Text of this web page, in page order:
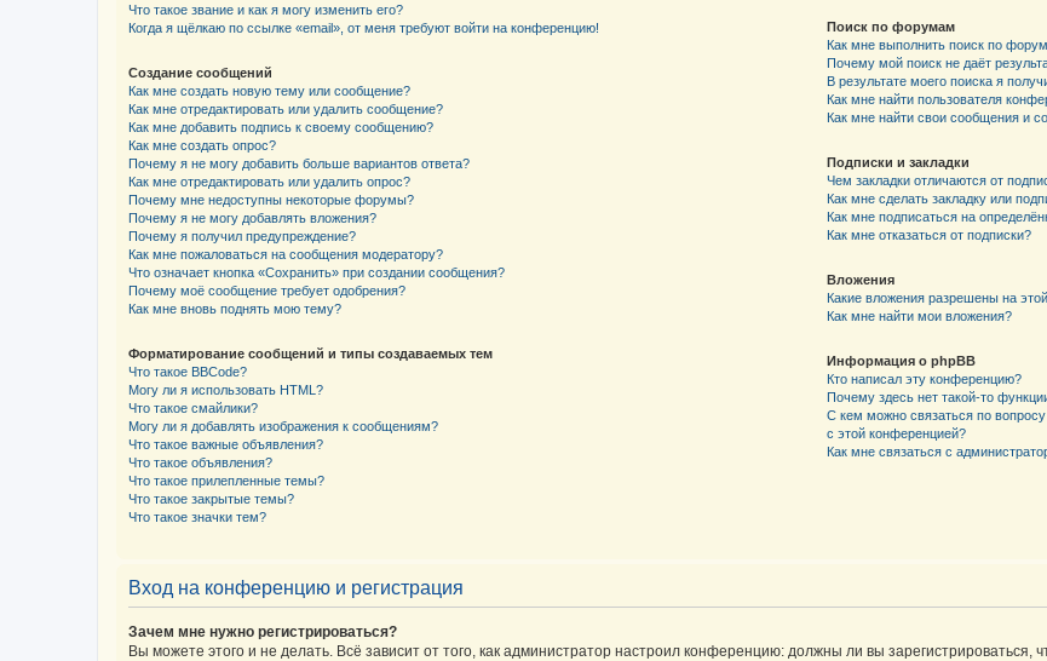
Что такое звание и как я могу изменить его?
Когда я щёлкаю по ссылке «email», от меня требуют войти на конференцию!
Создание сообщений
Как мне создать новую тему или сообщение?
Как мне отредактировать или удалить сообщение?
Как мне добавить подпись к своему сообщению?
Как мне создать опрос?
Почему я не могу добавить больше вариантов ответа?
Как мне отредактировать или удалить опрос?
Почему мне недоступны некоторые форумы?
Почему я не могу добавлять вложения?
Почему я получил предупреждение?
Как мне пожаловаться на сообщения модератору?
Что означает кнопка «Сохранить» при создании сообщения?
Почему моё сообщение требует одобрения?
Как мне вновь поднять мою тему?
Форматирование сообщений и типы создаваемых тем
Что такое BBCode?
Могу ли я использовать HTML?
Что такое смайлики?
Могу ли я добавлять изображения к сообщениям?
Что такое важные объявления?
Что такое объявления?
Что такое прилепленные темы?
Что такое закрытые темы?
Что такое значки тем?
Поиск по форумам
Как мне выполнить поиск по
Почему мой поиск не даёт
В результате моего поиска я
Как мне найти пользователя
Как мне найти свои сообщения и
Подписки и закладки
Чем закладки отличаются от
Как мне сделать закладку или
Как мне подписаться на
Как мне отказаться от подписки?
Вложения
Какие вложения разрешены на
Как мне найти мои вложения?
Информация о phpBB
Кто написал эту конференцию?
Почему здесь нет такой-то
С кем можно связаться по
с этой конференцией?
Как мне связаться с
Вход на конференцию и регистрация
Зачем мне нужно регистрироваться?
Вы можете этого и не делать. Всё зависит от того, как администратор настроил конференцию: должны ли вы